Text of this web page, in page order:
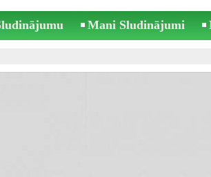
Mani Sludinājumi